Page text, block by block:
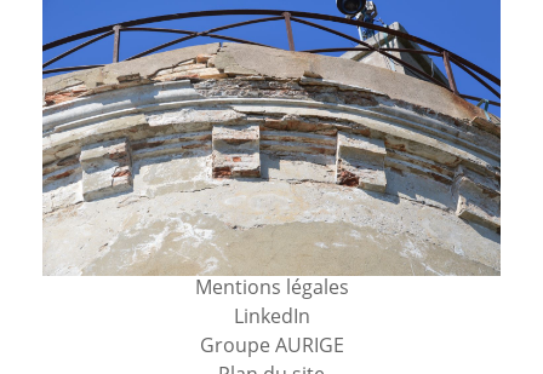
Mentions légales
LinkedIn
Groupe AURIGE